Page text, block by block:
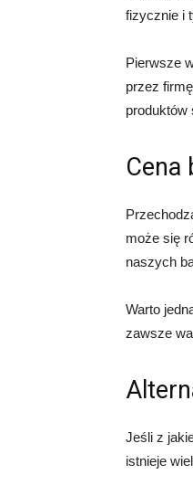
fizycznie i
Pierwsze
przez
produktów
Cena
może się
naszych
Warto
zawsze
Jeśli z
istnieje